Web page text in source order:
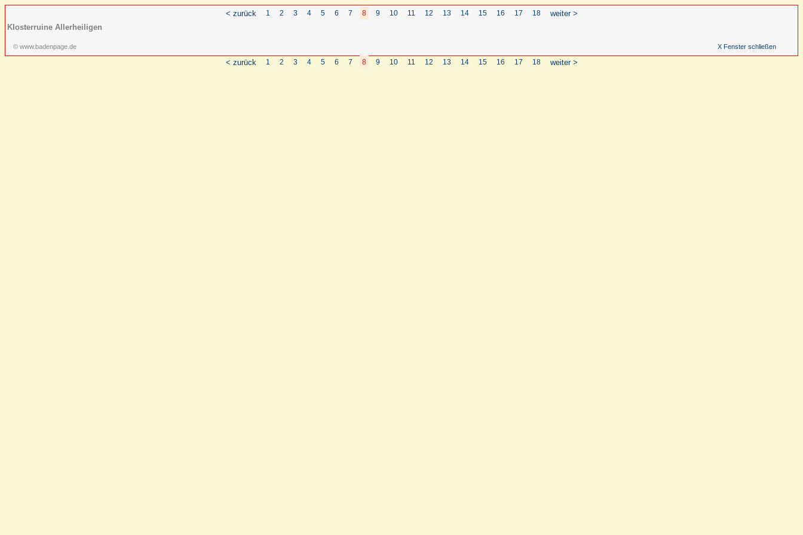
< zurück 1 2 3 4 5 6 7 8 9 10 11 12 13 14 15 16 17 18
weiter >
Klosterruine Allerheiligen
© www.badenpage.de X Fenster schließen
< zurück 1 2 3 4 5 6 7 8 9 10 11 12 13 14 15 16 17 18 weiter >